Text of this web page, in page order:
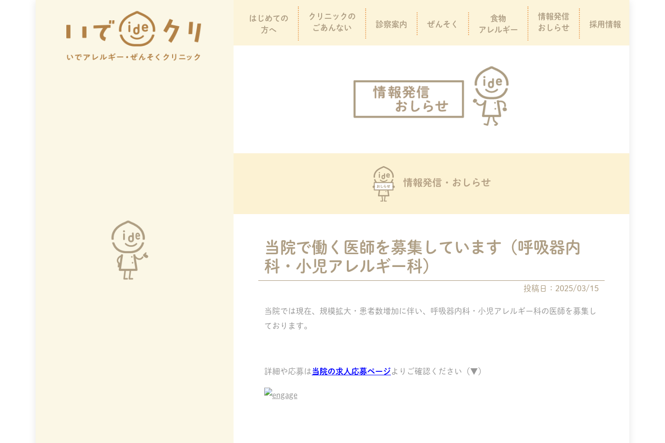
はじめての
方へ
クリニックの
ごあんない
診察案内 ぜんそく
食物
アレルギー
情報発信
おしらせ
採用情報
当院で働く医師を募集しています（呼吸器内
科・小児アレルギー科）
投稿日：2025/03/15
当院では現在、規模拡大・患者数増加に伴い、呼吸器内科・小児アレルギー科の医師を募集し
ております。
詳細や応募は当院の求人応募ページよりご確認ください（▼）